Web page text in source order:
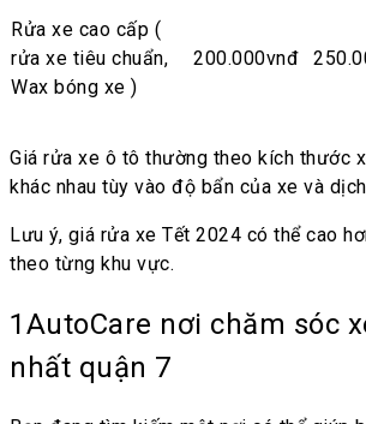
Rửa xe cao cấp (
rửa xe tiêu chuẩn,
Wax bóng xe )
200.000vnđ
Giá rửa xe ô tô thường theo kích thước
khác nhau tùy vào độ bẩn của xe và
Lưu ý, giá rửa xe Tết 2024 có thể cao
theo từng khu vực.
1AutoCare nơi chăm sóc
nhất quận 7